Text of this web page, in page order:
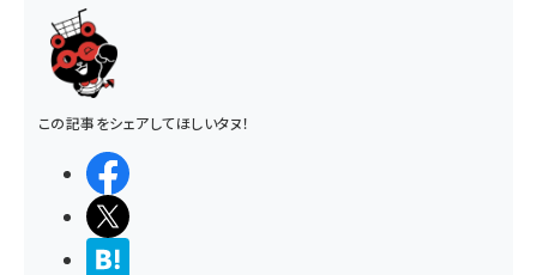
この記事をシェアしてほしいタヌ！